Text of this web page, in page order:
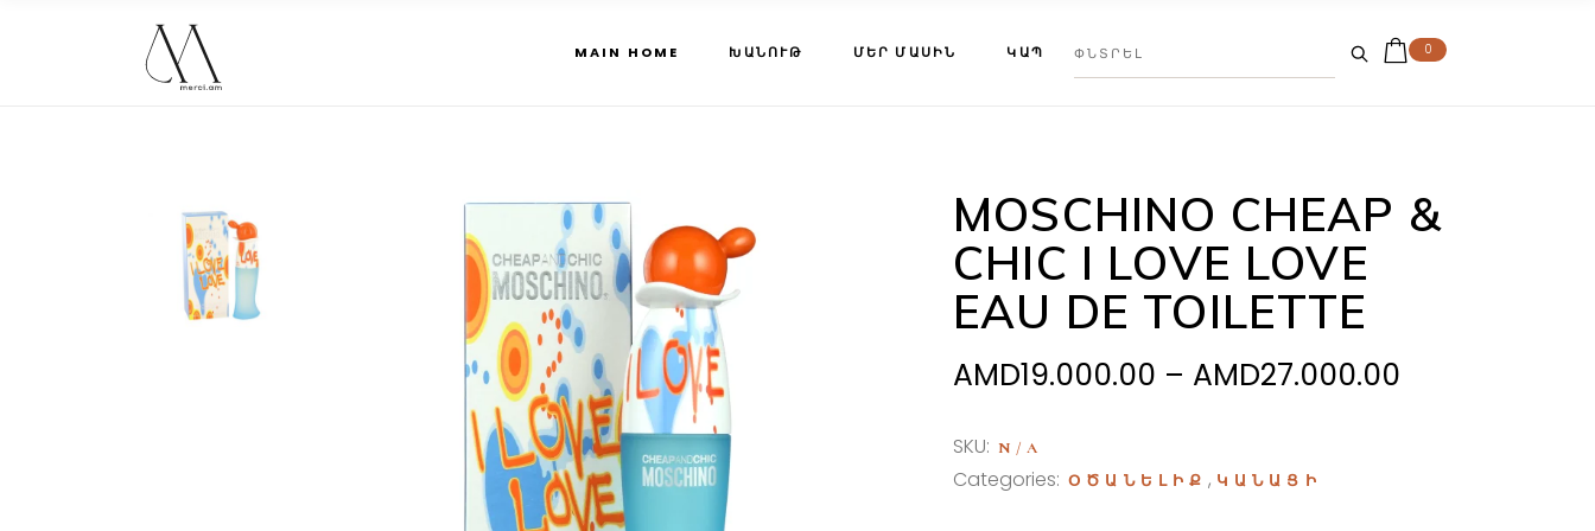
MAIN HOME ԽԱՆՈՒԹ ՄԵՐ ՄԱՍԻՆ ԿԱՊ 0
MOSCHINO CHEAP &
CHIC I LOVE LOVE
EAU DE TOILETTE
AMD19.000.00 – AMD27.000.00
SKU: N/A
Categories: ՕԾԱՆԵԼԻՔ , ԿԱՆԱՑԻ